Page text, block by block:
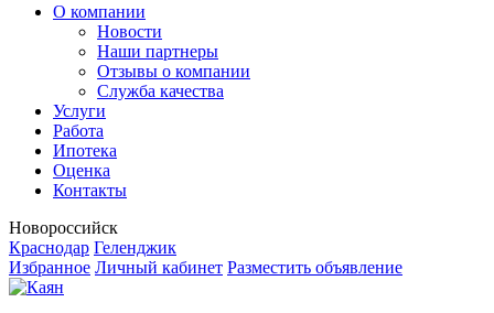
О компании
Новости
Наши партнеры
Отзывы о компании
Служба качества
Услуги
Работа
Ипотека
Оценка
Контакты
Новороссийск
Краснодар Геленджик
Избранное Личный кабинет Разместить объявление